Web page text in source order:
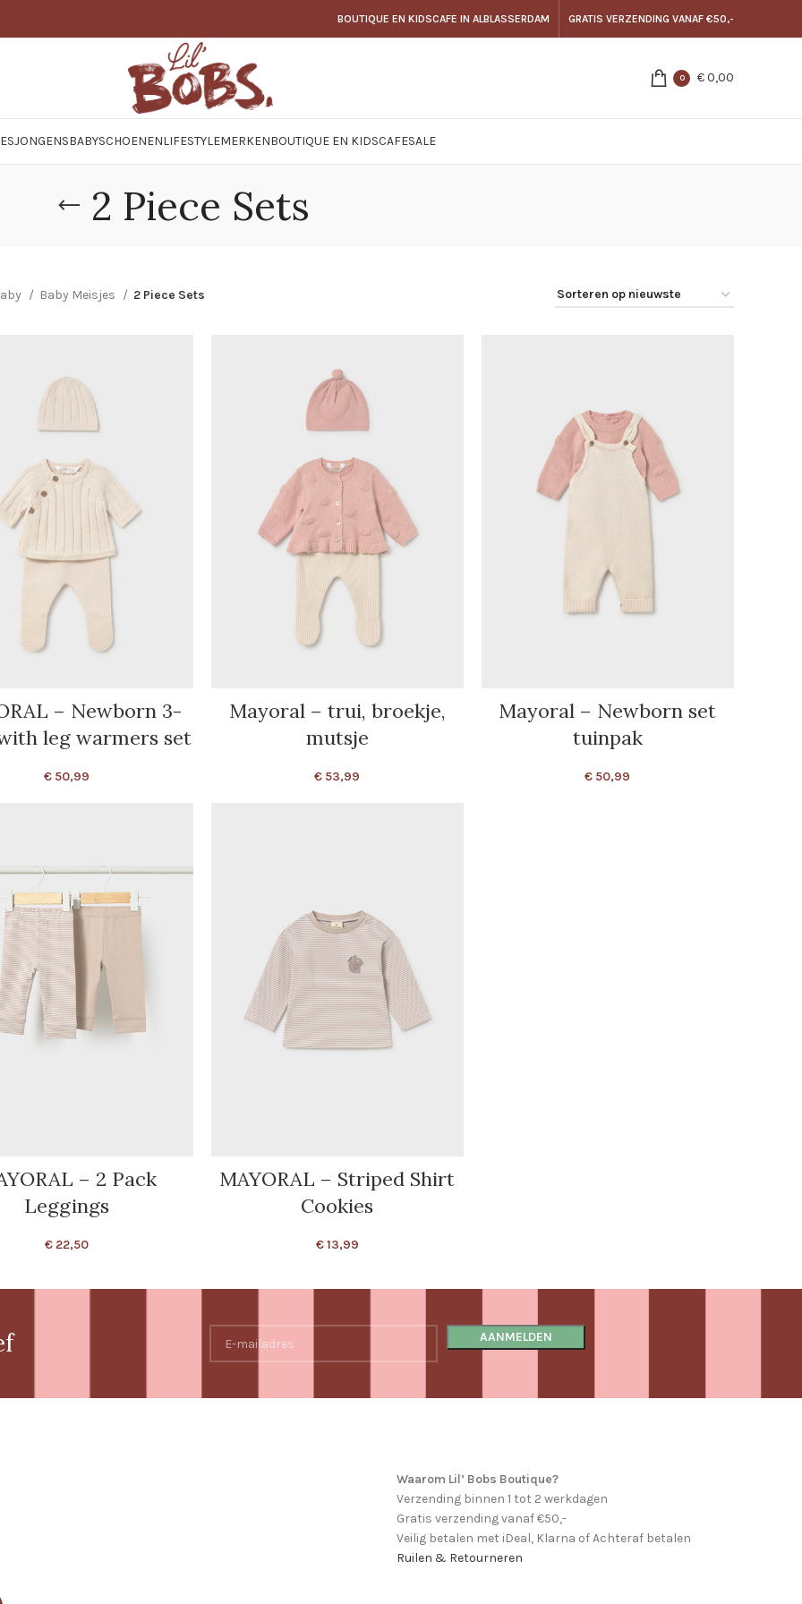
BOUTIQUE EN KIDSCAFE IN ALBLASSERDAM GRATIS VERZENDING VANAF €50,-
0 €0,00
JONGENSBABYSCHOENENLIFESTYLEMERKENBOUTIQUE EN KIDSCAFESALE
2 Piece Sets
Baby Meisjes 2 Piece Sets
– Newborn 3-
leg warmers set
€ 50,99
Mayoral – trui, broekje,
mutsje
€ 53,99
Mayoral – Newborn set
tuinpak
€ 50,99
– 2 Pack
Leggings
€ 22,50
MAYORAL – Striped Shirt
Cookies
€13,99
Waarom Lil’ Bobs Boutique?
Verzending binnen 1 tot 2 werkdagen
Gratis verzending vanaf €50,-
Veilig betalen met iDeal, Klarna of Achteraf betalen
Ruilen & Retourneren